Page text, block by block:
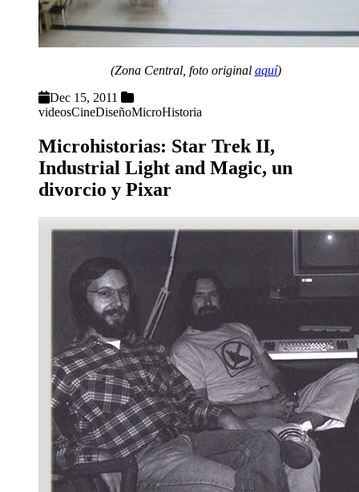
(Zona Central, foto original aquí)
Dec 15, 2011
videosCineDiseñoMicroHistoria
Microhistorias: Star Trek II,
Industrial Light and Magic, un
divorcio y Pixar